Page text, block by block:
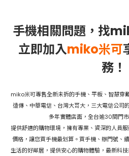
手機相關問題，找
立即加入miko米可
務！
miko米可專售全新未拆的手機、平板、智慧穿
遠傳、中華電信、台灣大哥大，三大電信公司
多年實體店面，全台逾30間門
提供舒適的購物環境，擁有專業、資深的人員
價格，讓您買手機最划算。買手機、辦門號、
生活的好鄰居，提供安心的購物體驗，最新科